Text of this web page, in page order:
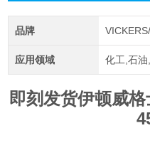
品牌
应用领域 化工,石
即刻发货伊顿威